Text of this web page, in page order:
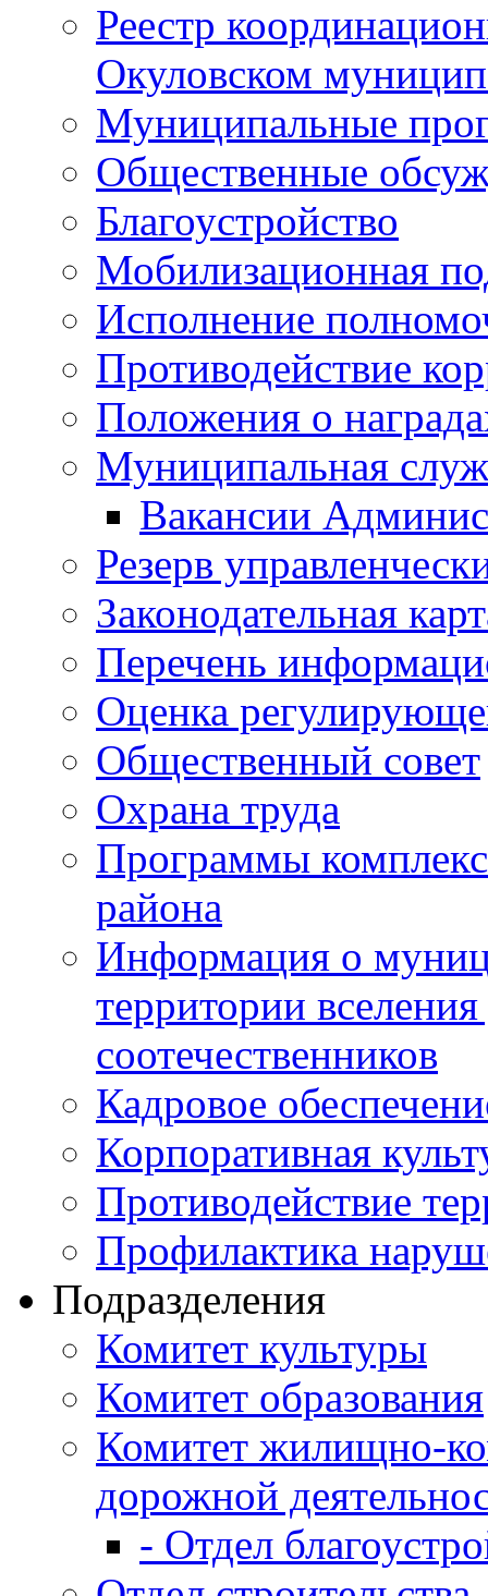
Реестр
Окуловском
Муниципальные
Общественные
Благоустройство
Мобилизационная
Исполнение
Противодействие
Положения о
Муниципальная
Вакансии
Резерв
Законодательная
Перечень
Оценка
Общественный совет
Охрана труда
Программы
района
Информация о
территории
соотечественников
Кадровое
Корпоративная
Противодействие
Профилактика
Подразделения
Комитет культуры
Комитет образования
Комитет жилищно-
дорожной
- Отдел